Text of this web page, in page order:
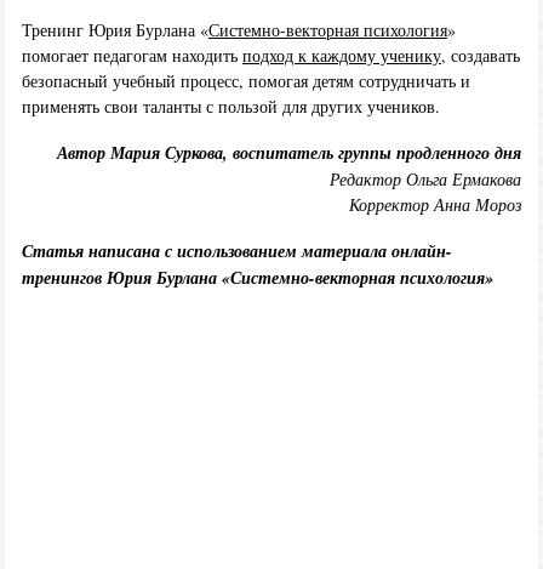
Тренинг Юрия Бурлана «Системно-векторная психология»
помогает педагогам находить подход к каждому ученику, создавать
безопасный учебный процесс, помогая детям сотрудничать и
применять свои таланты с пользой для других учеников.
Автор Мария Суркова, воспитатель группы продленного дня
Редактор Ольга Ермакова
Корректор Анна Мороз
Статья написана с использованием материала онлайн-
тренингов Юрия Бурлана «Системно-векторная психология»